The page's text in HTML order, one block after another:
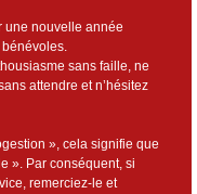
une nouvelle année
sans faille, ne
attendre et n’hésitez
», cela signifie que
». Par conséquent, si
remerciez-le et